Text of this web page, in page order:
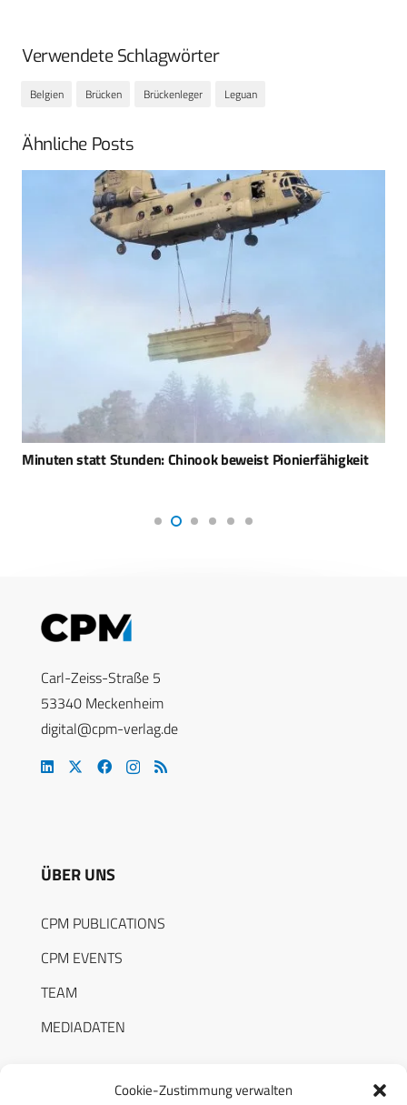
Cookie-Zustimmung verwalten
Verwendete Schlagwörter
Belgien Brücken Brückenleger Leguan
Ähnliche Posts
Minuten statt Stunden: Chinook beweist Pionierfähigkeit
Carl-Zeiss-Straße 5
53340 Meckenheim
digital@cpm-verlag.de
ÜBER UNS
CPM PUBLICATIONS
CPM EVENTS
TEAM
MEDIADATEN